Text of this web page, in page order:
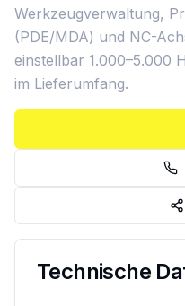
Werkzeugverwaltung,
(PDE/MDA) und NC-
einstellbar 1.000–5.000
im Lieferumfang.
Technische